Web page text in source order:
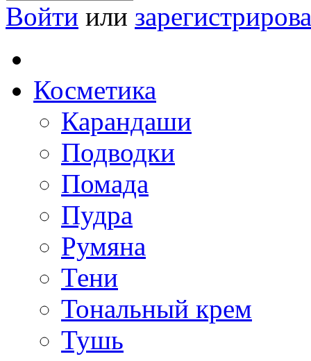
Войти или
Косметика
Карандаши
Подводки
Помада
Пудра
Румяна
Тени
Тональный крем
Тушь